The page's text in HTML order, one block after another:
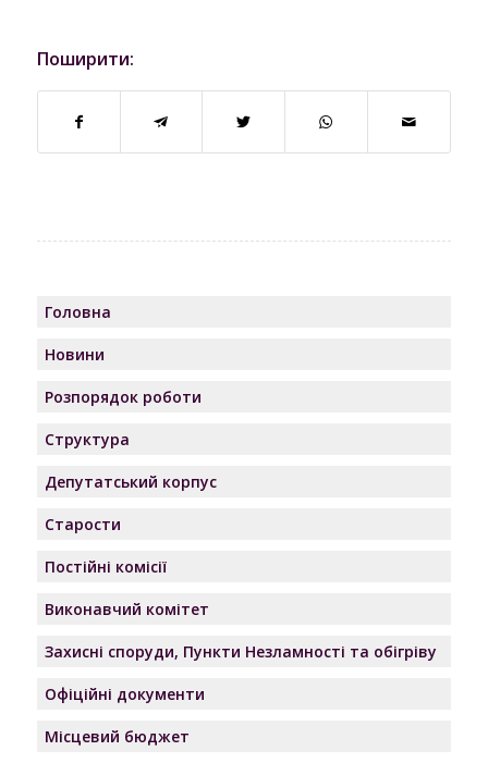
Поширити:
Головна
Новини
Розпорядок роботи
Структура
Депутатський корпус
Старости
Постійні комісії
Виконавчий комітет
Захисні споруди, Пункти Незламності та обігріву
Офіційні документи
Місцевий бюджет